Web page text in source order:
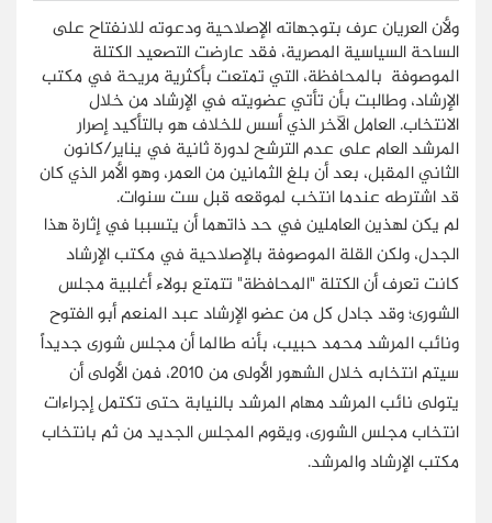
ولأن العريان عرف بتوجهاته الإصلاحية ودعوته للانفتاح على
الساحة السياسية المصرية، فقد عارضت التصعيد الكتلة
الموصوفة بالمحافظة، التي تمتعت بأكثرية مريحة في مكتب
الإرشاد، وطالبت بأن تأتي عضويته في الإرشاد من خلال
الانتخاب. العامل الآخر الذي أسس للخلاف هو بالتأكيد إصرار
المرشد العام على عدم الترشح لدورة ثانية في يناير/كانون
الثاني المقبل، بعد أن بلغ الثمانين من العمر، وهو الأمر الذي كان
قد اشترطه عندما انتخب لموقعه قبل ست سنوات.
لم يكن لهذين العاملين في حد ذاتهما أن يتسببا في إثارة هذا
الجدل، ولكن القلة الموصوفة بالإصلاحية في مكتب الإرشاد
كانت تعرف أن الكتلة "المحافظة" تتمتع بولاء أغلبية مجلس
الشورى؛ وقد جادل كل من عضو الإرشاد عبد المنعم أبو الفتوح
ونائب المرشد محمد حبيب، بأنه طالما أن مجلس شورى جديداً
سيتم انتخابه خلال الشهور الأولى من 2010، فمن الأولى أن
يتولى نائب المرشد مهام المرشد بالنيابة حتى تكتمل إجراءات
انتخاب مجلس الشورى، ويقوم المجلس الجديد من ثم بانتخاب
مكتب الإرشاد والمرشد.